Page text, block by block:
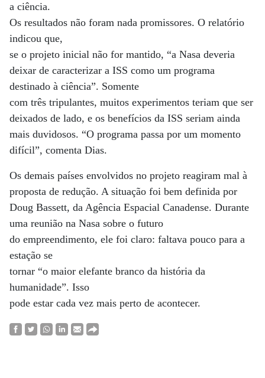
a ciência.
Os resultados não foram nada promissores. O relatório
indicou que,
se o projeto inicial não for mantido, “a Nasa deveria
deixar de caracterizar a ISS como um programa
destinado à ciência”. Somente
com três tripulantes, muitos experimentos teriam que ser
deixados de lado, e os benefícios da ISS seriam ainda
mais duvidosos. “O programa passa por um momento
difícil”, comenta Dias.
Os demais países envolvidos no projeto reagiram mal à
proposta de redução. A situação foi bem definida por
Doug Bassett, da Agência Espacial Canadense. Durante
uma reunião na Nasa sobre o futuro
do empreendimento, ele foi claro: faltava pouco para a
estação se
tornar “o maior elefante branco da história da
humanidade”. Isso
pode estar cada vez mais perto de acontecer.